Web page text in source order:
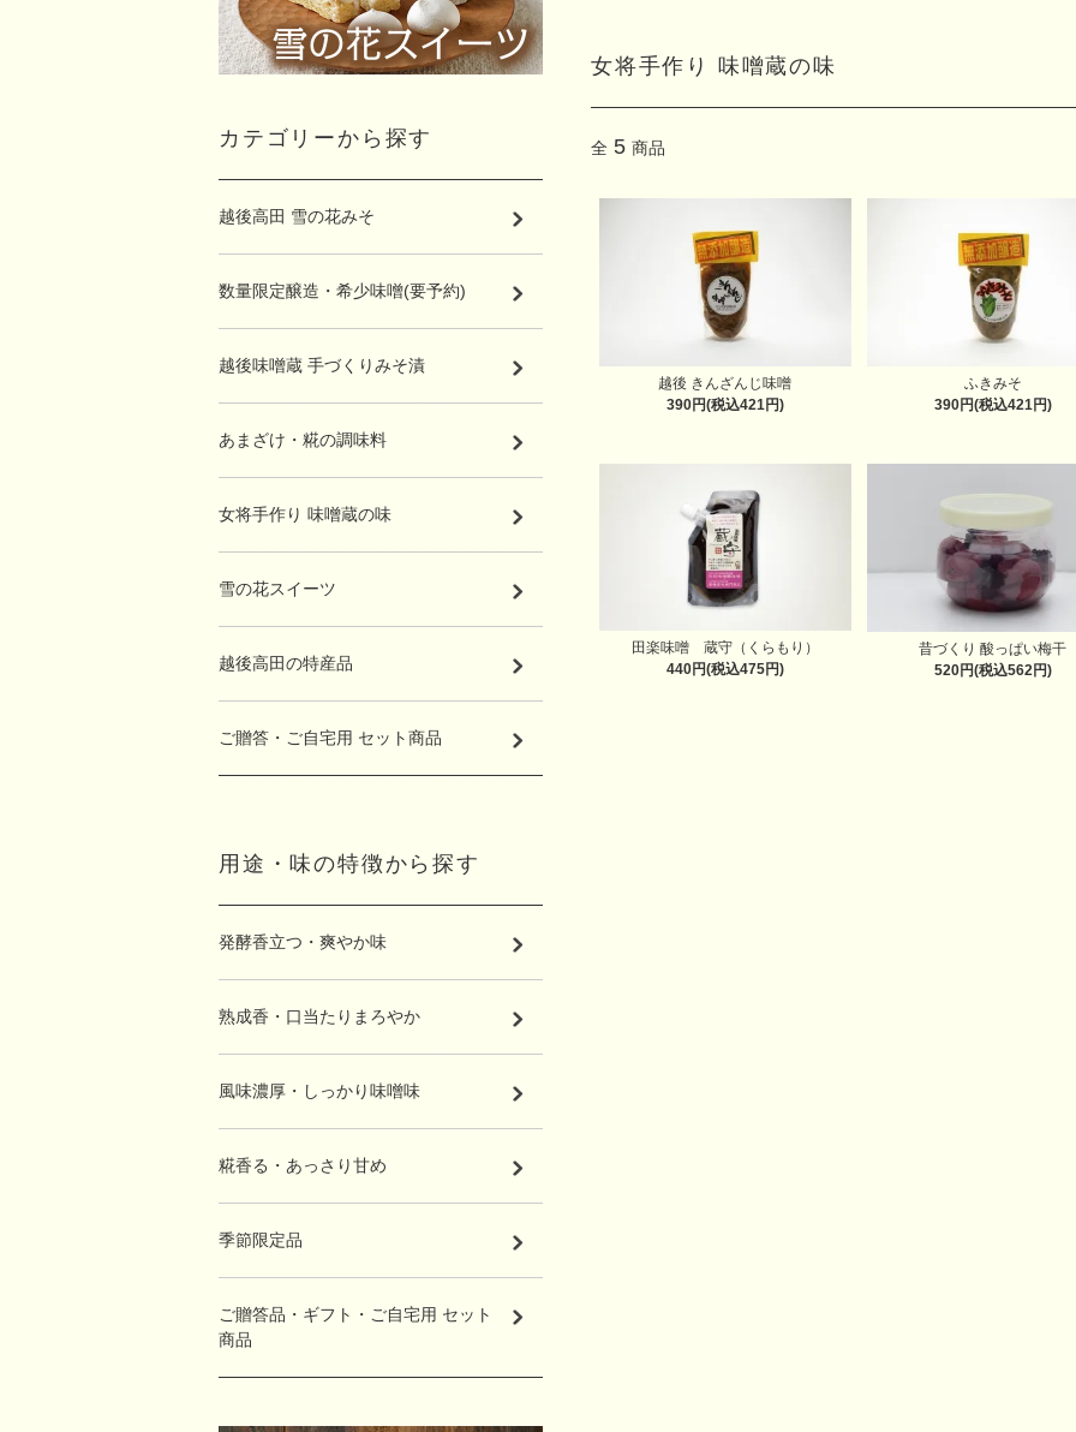
女将手作り 味噌蔵の味
全 5 商品
越後 きんざんじ味噌
390円(税込421円)
ふきみそ
390円(税込421円)
田楽味噌 蔵守（くらもり）
440円(税込475円)
昔づくり 酸っぱい梅干
520円(税込562円)
カテゴリーから探す
越後高田 雪の花みそ
数量限定醸造・希少味噌(要予約)
越後味噌蔵 手づくりみそ漬
あまざけ・糀の調味料
女将手作り 味噌蔵の味
雪の花スイーツ
越後高田の特産品
ご贈答・ご自宅用 セット商品
用途・味の特徴から探す
発酵香立つ・爽やか味
熟成香・口当たりまろやか
風味濃厚・しっかり味噌味
糀香る・あっさり甘め
季節限定品
ご贈答品・ギフト・ご自宅用 セット
商品